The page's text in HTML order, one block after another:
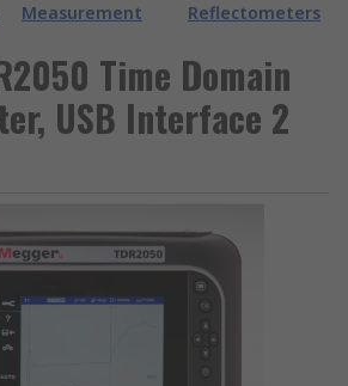
Measurement
Reflectometers
Time Domain
USB Interface 2